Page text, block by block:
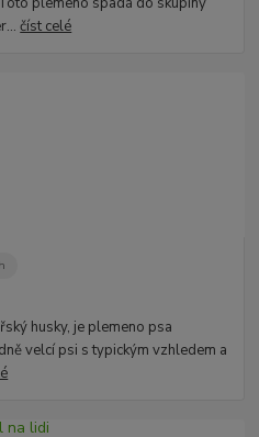
číst celé
husky, je plemeno psa
velcí psi s typickým vzhledem a